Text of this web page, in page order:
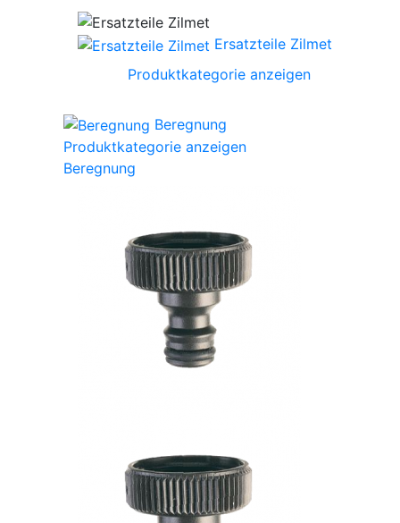
Ersatzteile Zilmet
Produktkategorie anzeigen
Beregnung
Produktkategorie anzeigen
Beregnung